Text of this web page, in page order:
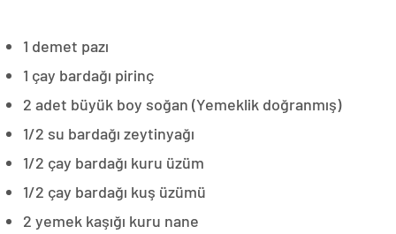
1 demet pazı
1 çay bardağı pirinç
2 adet büyük boy soğan (Yemeklik doğranmış)
1/2 su bardağı zeytinyağı
1/2 çay bardağı kuru üzüm
1/2 çay bardağı kuş üzümü
2 yemek kaşığı kuru nane